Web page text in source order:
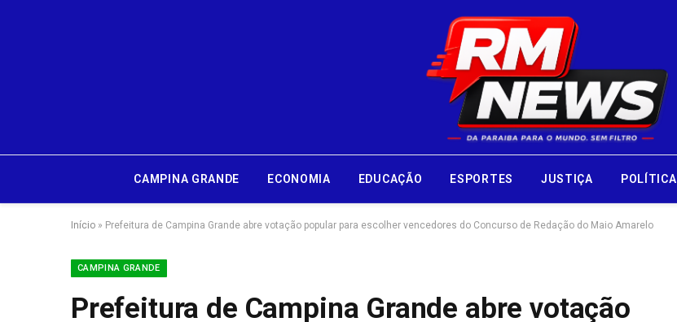
CAMPINA GRANDE ECONOMIA EDUCAÇÃO ESPORTES JUSTIÇA POLÍTICA
Início » Prefeitura de Campina Grande abre votação popular para escolher vencedores do Concurso de Redação do Maio Amarelo
CAMPINA GRANDE
Prefeitura de Campina Grande abre votação